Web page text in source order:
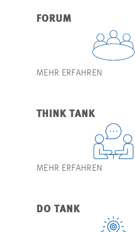
FORUM
MEHR ERFAHREN
THINK TANK
MEHR ERFAHREN
DO TANK